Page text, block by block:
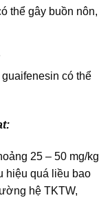
thể gây buồn nôn,
có thể
25 – 50 mg/kg
hiệu quá liều bao
hệ TKTW,